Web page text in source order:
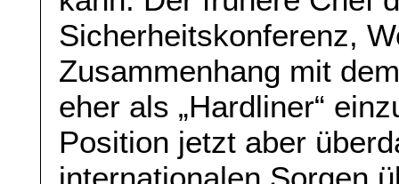
Sicherheitskonferenz,
Zusammenhang mit
eher als „Hardliner“
Position jetzt aber